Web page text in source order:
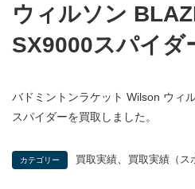
ウィルソン
SX9000スパイダ
バドミントンラケット Wilson ウィ
スパイダーを買取しました。
カテゴリー 買取実績、 買取実績（ス